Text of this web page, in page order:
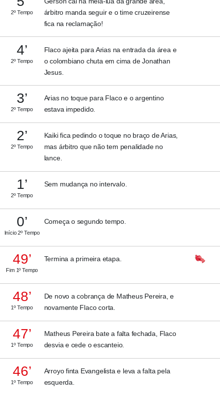
2º Tempo
árbitro manda seguir e o time cruzeirense
fica na reclamação!
4’
2º Tempo
Flaco ajeita para Arias na entrada da área e
o colombiano chuta em cima de Jonathan
Jesus.
3’
2º Tempo
Arias no toque para Flaco e o argentino
estava impedido.
2’
2º Tempo
Kaiki fica pedindo o toque no braço de Arias,
mas árbitro que não tem penalidade no
lance.
1’
2º Tempo
Sem mudança no intervalo.
0’
Início 2º Tempo
Começa o segundo tempo.
49’
Fim 1º Tempo
Termina a primeira etapa.
48’
1º Tempo
De novo a cobrança de Matheus Pereira, e
novamente Flaco corta.
47’
1º Tempo
Matheus Pereira bate a falta fechada, Flaco
desvia e cede o escanteio.
46’
1º Tempo
Arroyo finta Evangelista e leva a falta pela
esquerda.